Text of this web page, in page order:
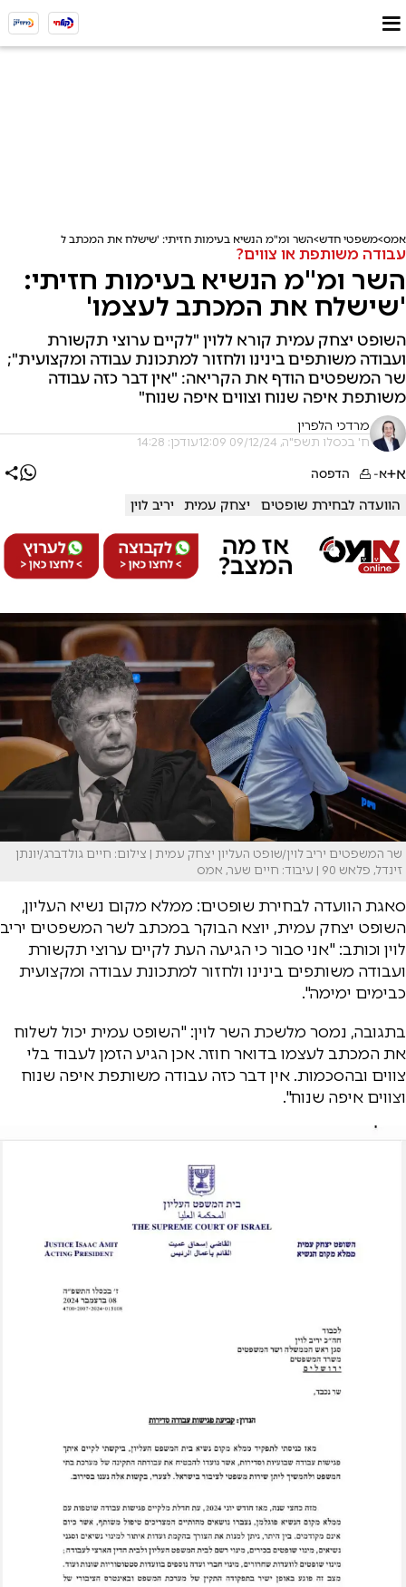
אמס משפטי חדש השר ומ"מ הנשיא בעימות חזיתי: 'שישלח את המכתב לעצמו'
עבודה משותפת או צווים?
השר ומ"מ הנשיא בעימות חזיתי:
'שישלח את המכתב לעצמו'
השופט יצחק עמית קורא ללוין "לקיים ערוצי תקשורת
ועבודה משותפים בינינו ולחזור למתכונת עבודה ומקצועית";
שר המשפטים הודף את הקריאה: "אין דבר כזה עבודה
משותפת איפה שנוח וצווים איפה שנוח"
מרדכי הלפרין
ח' בכסלו תשפ"ה, 09/12/24 12:09 עודכן: 14:28
א+א- הדפסה
הוועדה לבחירת שופטים יצחק עמית יריב לוין
שר המשפטים יריב לוין/שופט העליון יצחק עמית | צילום: חיים גולדברג/יונתן
זינדל, פלאש 90 | עיבוד: חיים שער, אמס
סאגת הוועדה לבחירת שופטים: ממלא מקום נשיא העליון,
השופט יצחק עמית, יוצא הבוקר במכתב לשר המשפטים יריב
לוין וכותב: "אני סבור כי הגיעה העת לקיים ערוצי תקשורת
ועבודה משותפים בינינו ולחזור למתכונת עבודה ומקצועית
כבימים ימימה".
בתגובה, נמסר מלשכת השר לוין: "השופט עמית יכול לשלוח
את המכתב לעצמו בדואר חוזר. אכן הגיע הזמן לעבוד בלי
צווים ובהסכמות. אין דבר כזה עבודה משותפת איפה שנוח
וצווים איפה שנוח".